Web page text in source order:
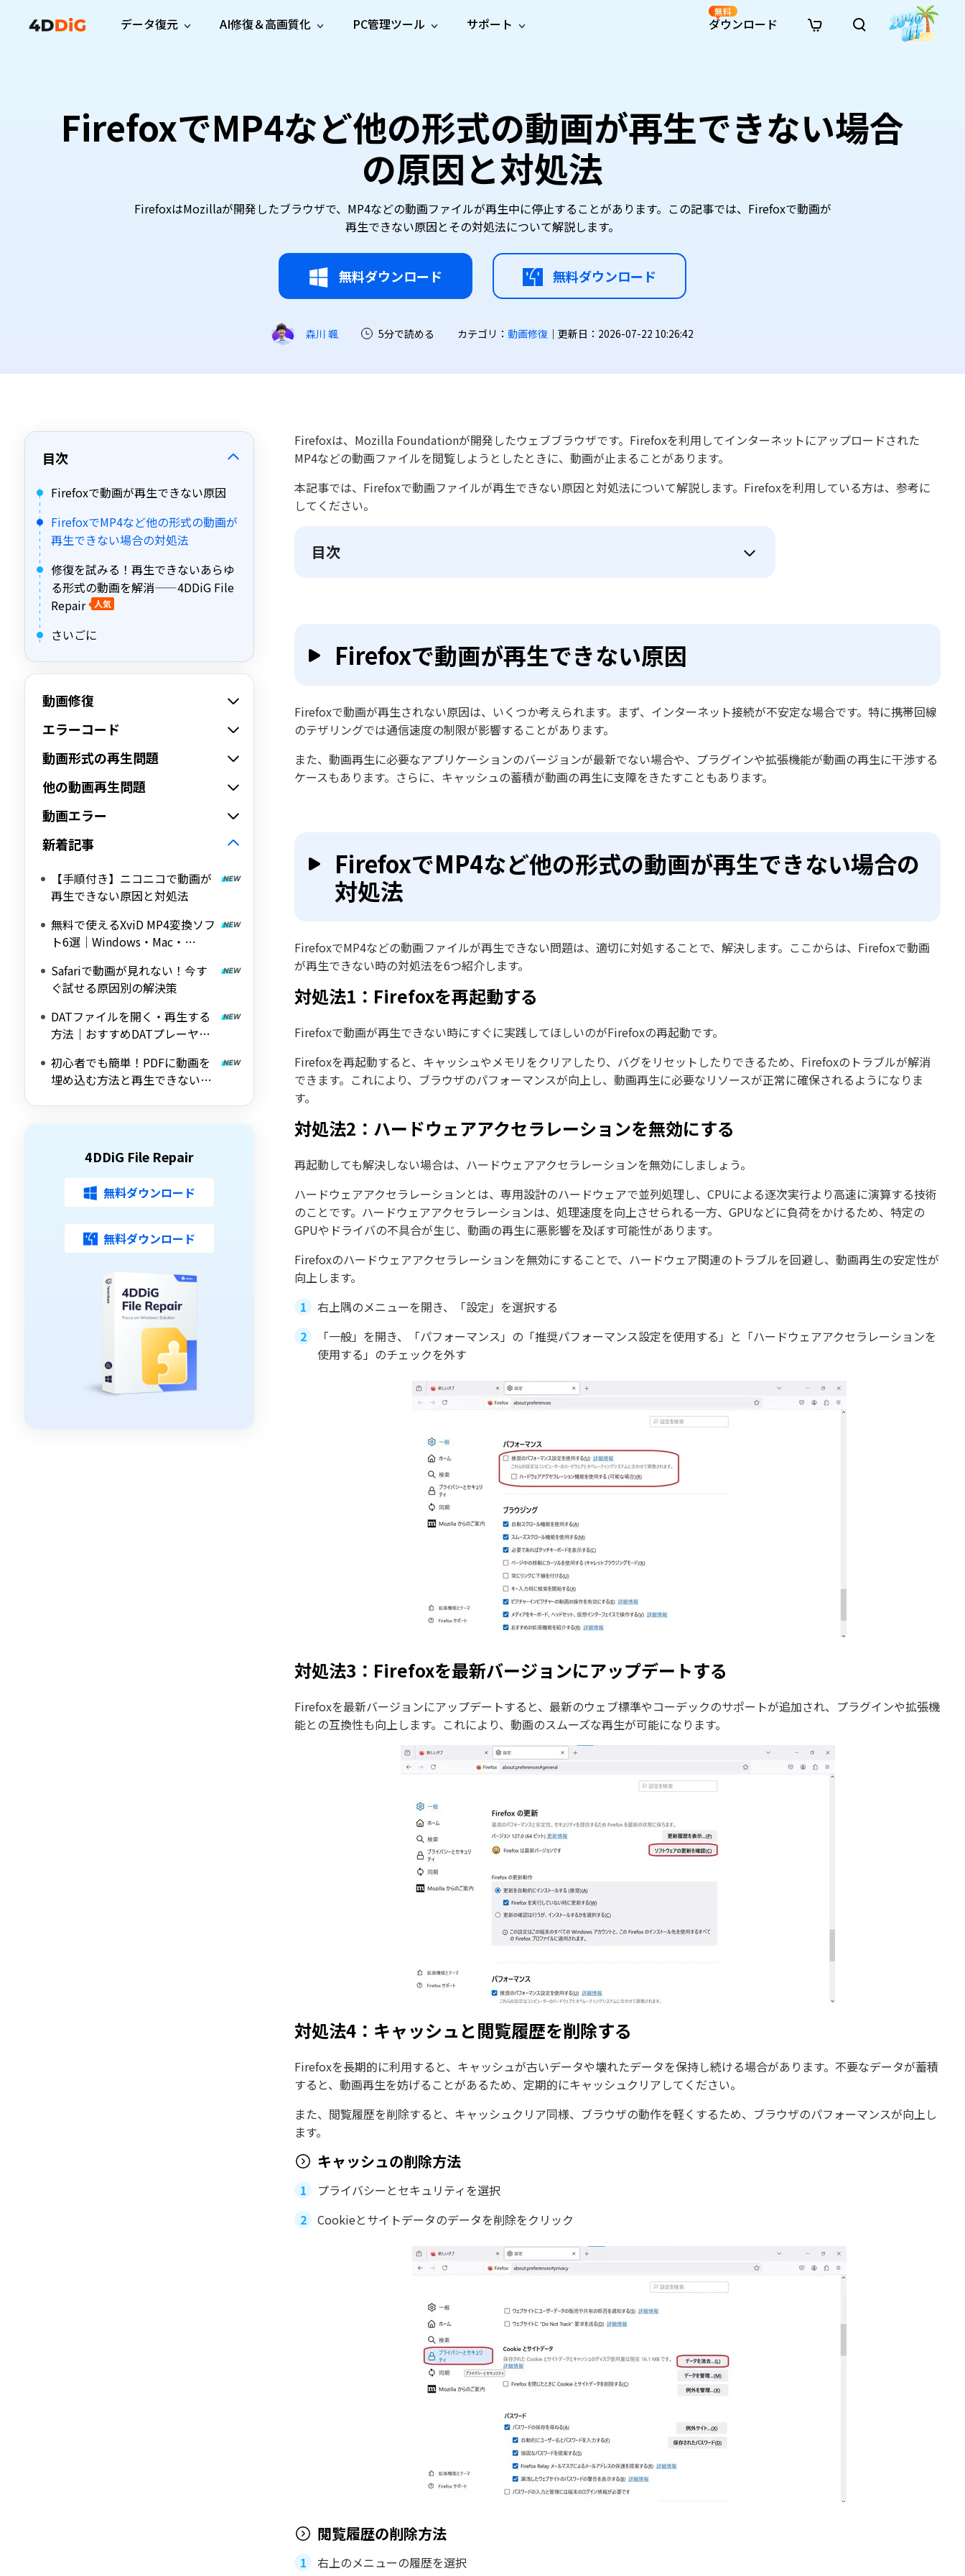
データ復元
プロ版 無料版
プロ版 無料版
WhatsApp データ復元
WhatsAppのデータを復元
LINE データ復元
LINEのデータを復元
· USBデータ復元
· ゴミ箱復元
· ファイル復元
· エクセル復元
· 写真復元
· 動画復元
AI修復＆高画質化
動画修
復
写真修
復
メント
修復
動画高
画質化
AI
写真高
画質化
AI
オンライン写真修復
オンラインファイル修復
· シネマ風AI画像プロンプト
· アニメ実写化プロンプト
PC管理ツール
Windows向けディスク管理ツール
データ保護向けPCバックアップ
重複ファイルを検出・削除
Tenorshare Cleamio 新製
Macを徹底クリーンアップ＆最適化
WindowsのDLLエラーを修復
Email Repair
破損したPST/OSTファイルを修復
· ハードディスクをクローン
· 重複検索（Mac）
· Cドライブを拡張
· ディスク容量を解放
· MBRをGPTに変換
· Macストレージを整理
サポート
ガイド・お問い合わせ
サブスク更新情報
ユーザーガイドセンター
使い方ガイド
ダウンロード
無料
FirefoxでMP4など他の形式の動画が再生できない場合
の原因と対処法
FirefoxはMozillaが開発したブラウザで、MP4などの動画ファイルが再生中に停止することがあります。この記事では、Firefoxで動画が
再生できない原因とその対処法について解説します。
無料ダウンロード 無料ダウンロード
森川 颯 5分で読める カテゴリ： 動画修復 ｜更新日：2026-07-22 10:26:42
目次
Firefoxで動画が再生できない原因
FirefoxでMP4など他の形式の動画が
再生できない場合の対処法
修復を試みる！再生できないあらゆ
る形式の動画を解消——4DDiG File
Repair
人気
さいごに
動画修復
エラーコード
動画形式の再生問題
他の動画再生問題
動画エラー
新着記事
【手順付き】ニコニコで動画が
再生できない原因と対処法
無料で使えるXviD MP4変換ソフ
ト6選｜Windows・Mac・
Safariで動画が見れない！今す
ぐ試せる原因別の解決策
DATファイルを開く・再生する
方法｜おすすめDATプレーヤー7
初心者でも簡単！PDFに動画を
埋め込む方法と再生できない場
4DDiG File Repair
無料ダウンロード
無料ダウンロード
Firefoxは、Mozilla Foundationが開発したウェブブラウザです。Firefoxを利用してインターネットにアップロードされた
MP4などの動画ファイルを閲覧しようとしたときに、動画が止まることがあります。
本記事では、Firefoxで動画ファイルが再生できない原因と対処法について解説します。Firefoxを利用している方は、参考に
してください。
目次
Firefoxで動画が再生できない原因
Firefoxで動画が再生されない原因は、いくつか考えられます。まず、インターネット接続が不安定な場合です。特に携帯回線
のテザリングでは通信速度の制限が影響することがあります。
また、動画再生に必要なアプリケーションのバージョンが最新でない場合や、プラグインや拡張機能が動画の再生に干渉する
ケースもあります。さらに、キャッシュの蓄積が動画の再生に支障をきたすこともあります。
FirefoxでMP4など他の形式の動画が再生できない場合の
対処法
FirefoxでMP4などの動画ファイルが再生できない問題は、適切に対処することで、解決します。ここからは、Firefoxで動画
が再生できない時の対処法を6つ紹介します。
対処法1：Firefoxを再起動する
Firefoxで動画が再生できない時にすぐに実践してほしいのがFirefoxの再起動です。
Firefoxを再起動すると、キャッシュやメモリをクリアしたり、バグをリセットしたりできるため、Firefoxのトラブルが解消
できます。これにより、ブラウザのパフォーマンスが向上し、動画再生に必要なリソースが正常に確保されるようになりま
す。
対処法2：ハードウェアアクセラレーションを無効にする
再起動しても解決しない場合は、ハードウェアアクセラレーションを無効にしましょう。
ハードウェアアクセラレーションとは、専用設計のハードウェアで並列処理し、CPUによる逐次実行より高速に演算する技術
のことです。ハードウェアアクセラレーションは、処理速度を向上させられる一方、GPUなどに負荷をかけるため、特定の
GPUやドライバの不具合が生じ、動画の再生に悪影響を及ぼす可能性があります。
Firefoxのハードウェアアクセラレーションを無効にすることで、ハードウェア関連のトラブルを回避し、動画再生の安定性が
向上します。
右上隅のメニューを開き、「設定」を選択する
「一般」を開き、「パフォーマンス」の「推奨パフォーマンス設定を使用する」と「ハードウェアアクセラレーションを
使用する」のチェックを外す
対処法3：Firefoxを最新バージョンにアップデートする
Firefoxを最新バージョンにアップデートすると、最新のウェブ標準やコーデックのサポートが追加され、プラグインや拡張機
能との互換性も向上します。これにより、動画のスムーズな再生が可能になります。
対処法4：キャッシュと閲覧履歴を削除する
Firefoxを長期的に利用すると、キャッシュが古いデータや壊れたデータを保持し続ける場合があります。不要なデータが蓄積
すると、動画再生を妨げることがあるため、定期的にキャッシュクリアしてください。
また、閲覧履歴を削除すると、キャッシュクリア同様、ブラウザの動作を軽くするため、ブラウザのパフォーマンスが向上し
ます。
キャッシュの削除方法
プライバシーとセキュリティを選択
Cookieとサイトデータのデータを削除をクリック
閲覧履歴の削除方法
右上のメニューの履歴を選択